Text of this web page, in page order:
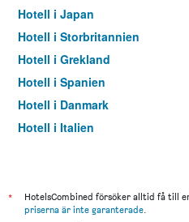
Hotell i Japan
Hotell i Storbritannien
Hotell i Grekland
Hotell i Spanien
Hotell i Danmark
Hotell i Italien
*
HotelsCombined försöker alltid få till
priserna är inte garanterade.